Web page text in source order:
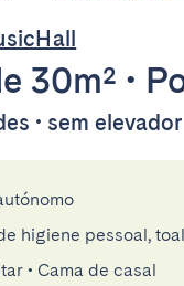
30m² •
• sem elevador
higiene pessoal,
• Cama de casal